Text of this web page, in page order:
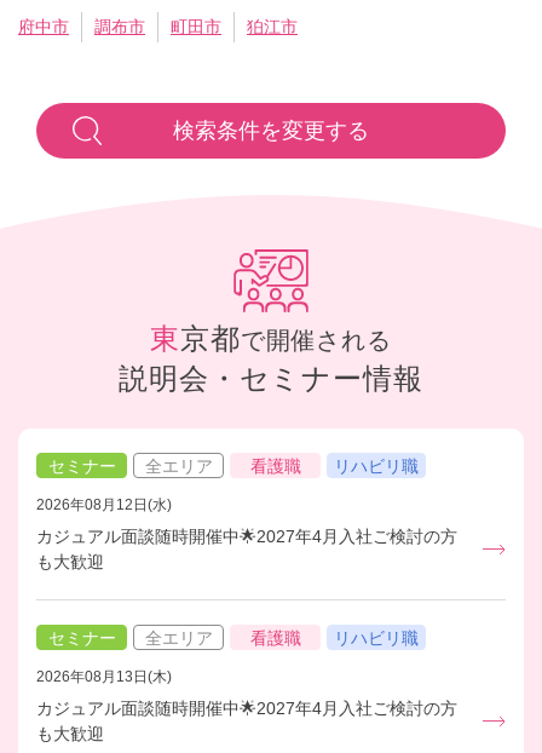
府中市 調布市 町田市 狛江市
検索条件を変更する
東京都で開催される
説明会・セミナー情報
セミナー 全エリア 看護職 リハビリ職
2026年08月12日(水)
カジュアル面談随時開催中🌟2027年4月入社ご検討の方
も大歓迎
セミナー 全エリア 看護職 リハビリ職
2026年08月13日(木)
カジュアル面談随時開催中🌟2027年4月入社ご検討の方
も大歓迎